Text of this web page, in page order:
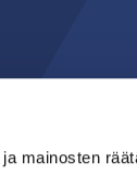
mainosten